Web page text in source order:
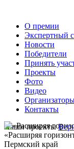
О премии
Экспертный
Новости
Победители
Принять
Проекты
Фото
Видео
Контакты
Наши проекты
«Расширяя
Пермский край